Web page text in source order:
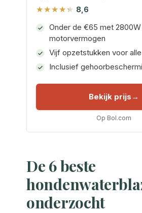
8,6
Onder de €65 met 2800W
motorvermogen
Vijf opzetstukken voor
Inclusief
Bekijk prijs
Op Bol.com
De 6 beste
onderzocht